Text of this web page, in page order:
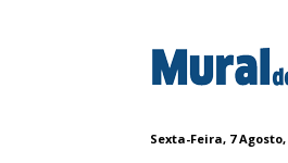
Sexta-Feira, 7 Agosto,